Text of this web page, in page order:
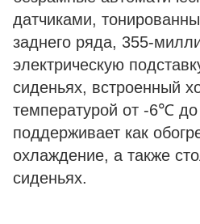
датчиками,
заднего ряда, 355-
электрическую
сиденьях, встроенный
температурой от -6℃
поддерживает как
охлаждение, а также
сиденьях.